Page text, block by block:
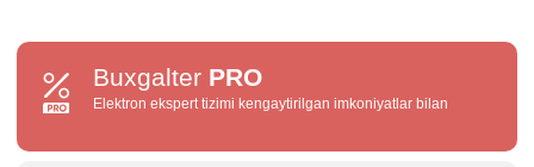
Buxgalter PRO
Elektron ekspert tizimi kengaytirilgan imkoniyatlar bilan